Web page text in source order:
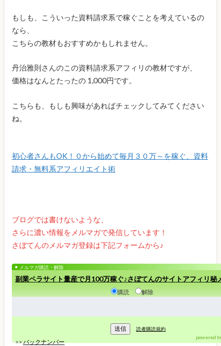
もしも、こういった資料請求系で稼ぐことを考えているの
なら、
こちらの教材もおすすめかもしれません。
丹治雅則さんのこの資料請求系アフィリの教材ですが、
価格はなんとたったの 1,000円です。
こちらも、もしも興味があればチェックしてみてください
ね。
初心者さんもOK！０から始めて毎月３０万～を稼ぐ、資料
請求・無料系アフィリエイト術
ブログでは書けないような、
さらに濃い情報をメルマガで発信しています！
さぼてんのメルマガ登録は下記フォームから♪
メルマガ購読・解除
副業ペラサイト量産で月100万稼ぐ♪さぼてんのサイトアフィリ
購読 解除
読者購読規約
>>バックナンバー
powered